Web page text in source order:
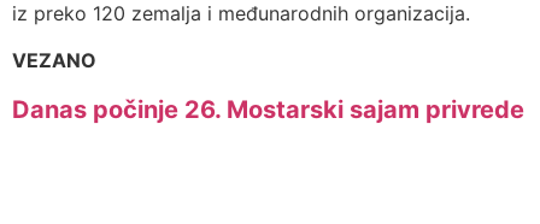
iz preko 120 zemalja i međunarodnih organizacija.
VEZANO
Danas počinje 26. Mostarski sajam privrede